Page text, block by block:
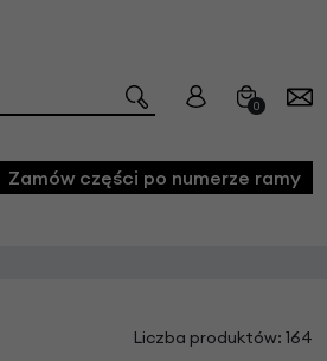
0
Zamów części po numerze ramy
Liczba produktów: 164